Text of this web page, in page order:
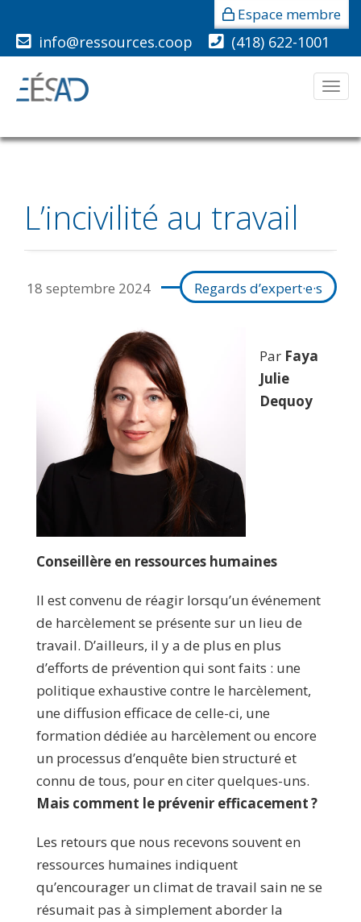
Espace membre
info@ressources.coop (418) 622-1001
L’incivilité au travail
Regards d’expert·e·s
18 septembre 2024
Par Faya
Julie
Dequoy
Conseillère en ressources humaines
Il est convenu de réagir lorsqu’un événement
de harcèlement se présente sur un lieu de
travail. D’ailleurs, il y a de plus en plus
d’efforts de prévention qui sont faits : une
politique exhaustive contre le harcèlement,
une diffusion efficace de celle-ci, une
formation dédiée au harcèlement ou encore
un processus d’enquête bien structuré et
connu de tous, pour en citer quelques-uns.
Mais comment le prévenir efficacement ?
Les retours que nous recevons souvent en
ressources humaines indiquent
qu’encourager un climat de travail sain ne se
résumait pas à simplement aborder la